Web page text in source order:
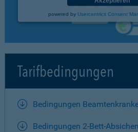
powered by Usercentrics Consent
Tarifbedingungen
Bedingungen
Bedingungen 2-Bett-